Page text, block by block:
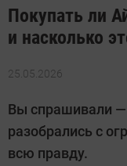
Покупать ли
и насколько
25.05.2026
Автор:
Довлатова
Вы спрашивали
разобрались с
всю правду.